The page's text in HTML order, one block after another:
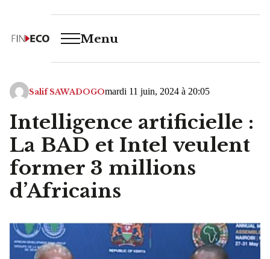
Menu
Salif SAWADOGOmardi 11 juin, 2024 à 20:05
Intelligence artificielle :
La BAD et Intel veulent
former 3 millions
d’Africains